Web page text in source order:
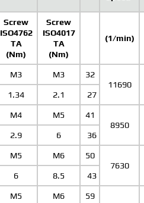
Screw
ISO4762
TA
(Nm)
Screw
ISO4017
TA
(Nm)
(1/min)
M3 M3
32
11690
1.34 2.1 27
M4 M5
41
8950
2.9 6 36
M5 M6
50
7630
6 8.5 43
M5 M6
59